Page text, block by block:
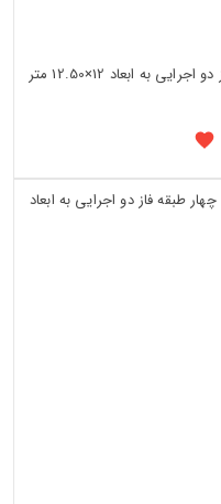
دانلود پلان (نقشه) مسکونی شش طبقه فاز دو اجرایی به ابعاد 12×12.50 متر